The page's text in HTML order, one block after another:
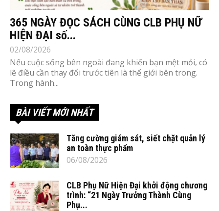
365 NGÀY ĐỌC SÁCH CÙNG CLB PHỤ NỮ
HIỆN ĐẠI số...
02/08/2026
Nếu cuộc sống bên ngoài đang khiến bạn mệt mỏi, có
lẽ điều cần thay đổi trước tiên là thế giới bên trong.
Trong hành...
BÀI VIẾT MỚI NHẤT
Tăng cường giám sát, siết chặt quản lý
an toàn thực phẩm
06/08/2026
CLB Phụ Nữ Hiện Đại khởi động chương
trình: “21 Ngày Trưởng Thành Cùng
Phụ...